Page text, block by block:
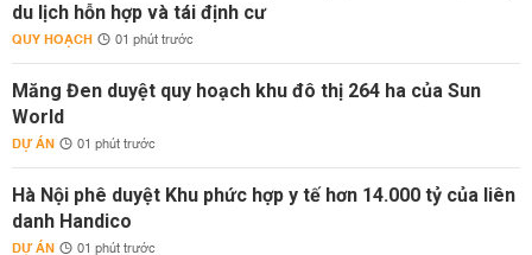
du lịch hỗn hợp và tái định cư
QUY HOẠCH 01 phút trước
Măng Đen duyệt quy hoạch khu đô thị 264 ha của Sun
World
DỰ ÁN 01 phút trước
Hà Nội phê duyệt Khu phức hợp y tế hơn 14.000 tỷ của liên
danh Handico
DỰ ÁN 01 phút trước